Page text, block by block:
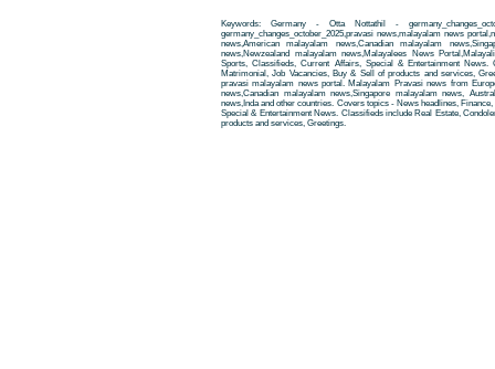
Keywords: Germany - Otta Nottathil -
germany_changes_october_2025,pravasi news,malayalam news
news,American malayalam news,Canadian malayalam
news,Newzealand malayalam news,Malayalees News
Sports, Classifieds, Current Affairs, Special & Entertainment News.
Matrimonial, Job Vacancies, Buy & Sell of products and services,
pravasi malayalam news portal. Malayalam Pravasi news from
news,Canadian malayalam news,Singapore malayalam news,
news,Inda and other countries. Covers topics - News headlines,
Special & Entertainment News. Classifieds include Real Estate,
products and services, Greetings.